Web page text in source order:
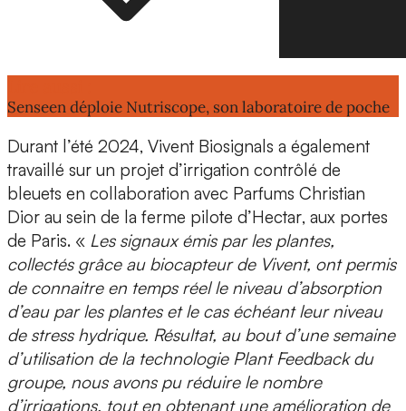
Senseen déploie Nutriscope, son laboratoire de poche
Durant l’été 2024, Vivent Biosignals a également
travaillé sur un projet d’irrigation contrôlé de
bleuets en collaboration avec Parfums Christian
Dior au sein de la ferme pilote d’Hectar, aux portes
de Paris. « Les signaux émis par les plantes,
collectés grâce au biocapteur de Vivent, ont permis
de connaitre en temps réel le niveau d’absorption
d’eau par les plantes et le cas échéant leur niveau
de stress hydrique. Résultat, au bout d’une semaine
d’utilisation de la technologie Plant Feedback du
groupe, nous avons pu réduire le nombre
d’irrigations, tout en obtenant une amélioration de